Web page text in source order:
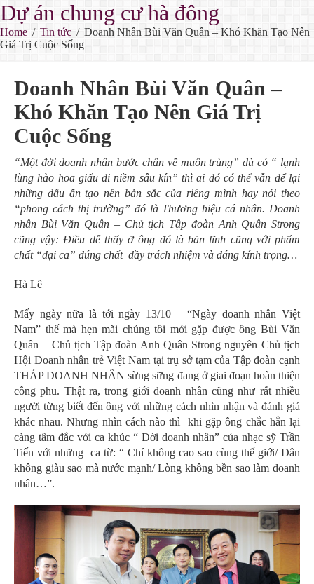
Dự án chung cư hà đông
Home / Tin tức / Doanh Nhân Bùi Văn Quân – Khó Khăn Tạo Nên
Giá Trị Cuộc Sống
Doanh Nhân Bùi Văn Quân –
Khó Khăn Tạo Nên Giá Trị
Cuộc Sống
“Một đời doanh nhân bước chân về muôn trùng” dù có “ lạnh
lùng hào hoa giấu đi niềm sâu kín” thì ai đó có thể vẫn để lại
những dấu ấn tạo nên bản sắc của riêng mình hay nói theo
“phong cách thị trường” đó là Thương hiệu cá nhân. Doanh
nhân Bùi Văn Quân – Chủ tịch Tập đoàn Anh Quân Strong
cũng vậy: Điều dễ thấy ở ông đó là bản lĩnh cũng với phẩm
chất “đại ca” đúng chất đầy trách nhiệm và đáng kính trọng…
Hà Lê
Mấy ngày nữa là tới ngày 13/10 – “Ngày doanh nhân Việt
Nam” thế mà hẹn mãi chúng tôi mới gặp được ông Bùi Văn
Quân – Chủ tịch Tập đoàn Anh Quân Strong nguyên Chủ tịch
Hội Doanh nhân trẻ Việt Nam tại trụ sở tạm của Tập đoàn cạnh
THÁP DOANH NHÂN sừng sững đang ở giai đoạn hoàn thiện
công phu. Thật ra, trong giới doanh nhân cũng như rất nhiều
người từng biết đến ông với những cách nhìn nhận và đánh giá
khác nhau. Nhưng nhìn cách nào thì khi gặp ông chắc hẳn lại
càng tâm đắc với ca khúc “ Đời doanh nhân” của nhạc sỹ Trần
Tiến với những ca từ: “ Chí không cao sao cùng thế giới/ Dân
không giàu sao mà nước mạnh/ Lòng không bền sao làm doanh
nhân…”.